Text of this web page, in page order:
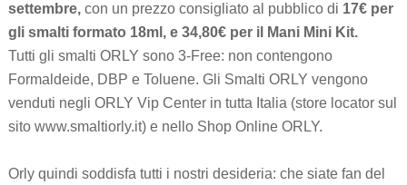
settembre,con un prezzo consigliato al pubblico di 17€ per
gli smalti formato 18ml, e 34,80€ per il Mani Mini Kit.
Tutti gli smalti ORLY sono 3-Free: non contengono
Formaldeide, DBP e Toluene. Gli Smalti ORLY vengono
venduti negli ORLY Vip Center in tutta Italia (store locator sul
sito www.smaltiorly.it) e nello Shop Online ORLY.
Orly quindi soddisfa tutti i nostri desideria: che siate fan del